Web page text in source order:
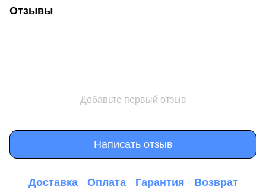
Отзывы
Добавьте первый отзыв
Написать отзыв
Доставка Оплата Гарантия Возврат